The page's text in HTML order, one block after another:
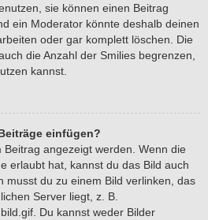
sie können einen Beitrag
ein Moderator könnte deshalb deinen
oder gar komplett löschen. Die
die Anzahl der Smilies begrenzen,
kannst.
einfügen?
angezeigt werden. Wenn die
erlaubt hat, kannst du das Bild auch
musst du zu einem Bild verlinken, das
Server liegt, z. B.
Du kannst weder Bilder